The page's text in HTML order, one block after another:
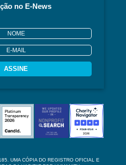
no E-News
ASSINE
UMA CÓPIA DO REGISTRO OFICIAL E